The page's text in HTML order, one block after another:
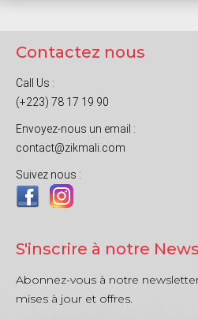
Contactez nous
Call Us :
(+223) 78 17 19 90
Envoyez-nous un email :
contact@zikmali.com
Suivez nous :
S'inscrire à notre
Abonnez-vous à notre
mises à jour et offres.